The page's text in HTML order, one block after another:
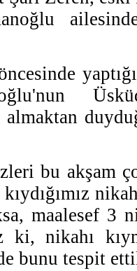
almaktan
bu akşam
maalesef 3
ki, nikahı
bunu tespit